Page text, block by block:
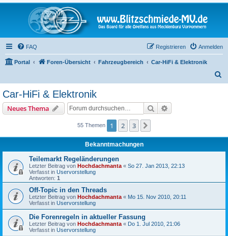
FAQ Anmelden
Registrieren
Portal Foren-Übersicht Fahrzeugbereich
Car-HiFi & Elektronik
Car-HiFi & Elektronik
Neues Thema Suche
55 Themen 1 2 3
Bekanntmachungen
Teilemarkt Regeländerungen
Letzter Beitrag von Hochdachmanta « So 27. Jan 2013, 22:13
Verfasst in Uservorstellung
Antworten: 1
Off-Topic in den Threads
Letzter Beitrag von Hochdachmanta « Mo 15. Nov 2010, 20:11
Verfasst in Uservorstellung
Die Forenregeln in aktueller Fassung
Letzter Beitrag von Hochdachmanta « Do 1. Jul 2010, 21:06
Verfasst in Uservorstellung